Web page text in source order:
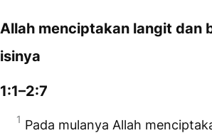
Allah menciptakan langit dan
isinya
1:1–2:7
1 Pada mulanya Allah